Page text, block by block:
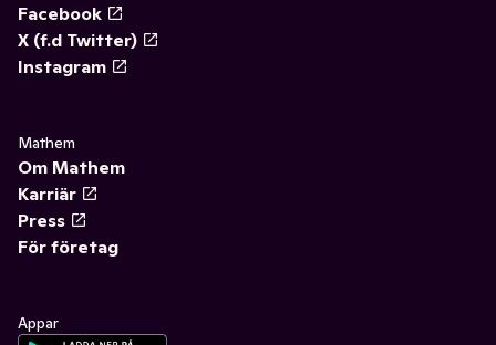
Facebook
X (f.d Twitter)
Instagram
Mathem
Om Mathem
Karriär
Press
För företag
Appar